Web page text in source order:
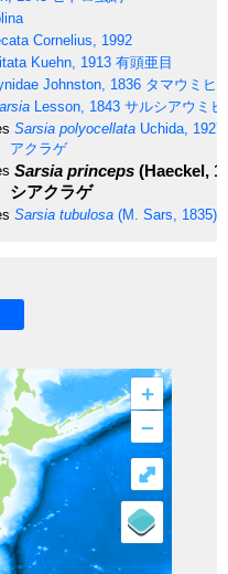
Cornelius, 1992
Kuehn, 1913 有頭亜目
Johnston, 1836 タマウミヒ
Lesson, 1843 サルシアウミヒ
Sarsia polyocellata Uchida, 1927
アクラゲ
Sarsia princeps (Haeckel,
シアクラゲ
Sarsia tubulosa (M. Sars, 1835)
+
–
⤢